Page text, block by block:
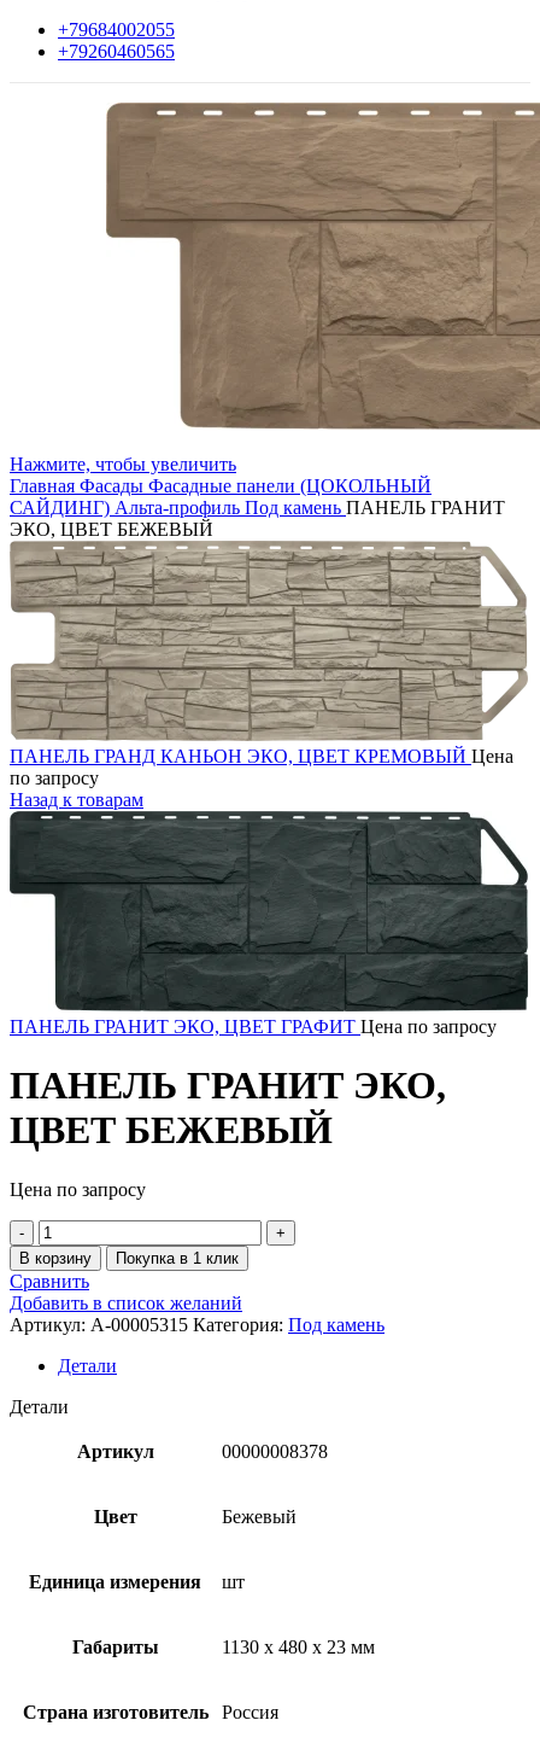
+79684002055
+79260460565
Нажмите, чтобы увеличить
Главная Фасады Фасадные панели (ЦОКОЛЬНЫЙ
САЙДИНГ) Альта-профиль Под камень ПАНЕЛЬ ГРАНИТ
ЭКО, ЦВЕТ БЕЖЕВЫЙ
ПАНЕЛЬ ГРАНД КАНЬОН ЭКО, ЦВЕТ КРЕМОВЫЙ Цена
по запросу
Назад к товарам
ПАНЕЛЬ ГРАНИТ ЭКО, ЦВЕТ ГРАФИТ Цена по запросу
ПАНЕЛЬ ГРАНИТ ЭКО,
ЦВЕТ БЕЖЕВЫЙ
Цена по запросу
В корзину Покупка в 1 клик
Сравнить
Добавить в список желаний
Артикул: A-00005315 Категория: Под камень
Детали
Детали
Артикул 00000008378
Цвет Бежевый
Единица измерения шт
Габариты 1130 x 480 x 23 мм
Страна изготовитель Россия